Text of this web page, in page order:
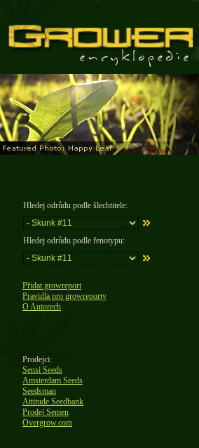
Hledej odrůdu podle šlechtitele:
Hledej odrůdu podle fenotypu:
Přidat growreport
Pravidla pro growreporty
O Autorech
Prodejci:
Sensi Seeds
Amsterdam Seeds
Seedsman
Attitude Seedbank
Prodej Semen
Overgrow.com